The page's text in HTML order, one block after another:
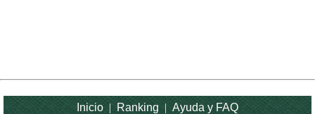
Inicio|Ranking|Ayuda y FAQ